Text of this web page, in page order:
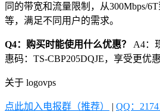
同的带宽和流量限制，从300Mbps/
等，满足不同用户的需求。
Q4：购买时能使用什么优惠？
A4：
惠码：TS-CBP205DQJE，享受更优
关于 logovps
点此加入电报群（推荐） | QQ：